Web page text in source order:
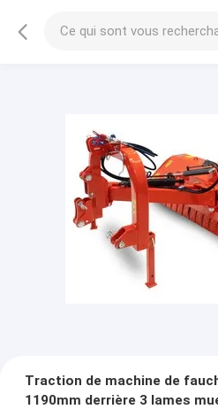
Traction de machine de
1190mm derrière 3 lames